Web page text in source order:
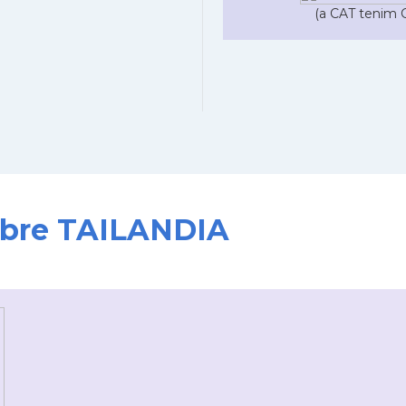
(a CAT tenim
TAILANDIA